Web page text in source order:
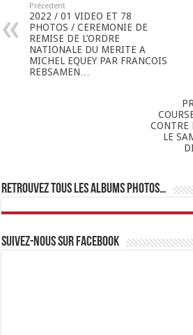
Précedent
2022 / 01 VIDEO ET 78
PHOTOS / CEREMONIE DE
REMISE DE L’ORDRE
NATIONALE DU MERITE A
MICHEL EQUEY PAR FRANCOIS
REBSAMEN…
CONTRE
LE
Retrouvez tous les albums photos…
Suivez-nous sur Facebook